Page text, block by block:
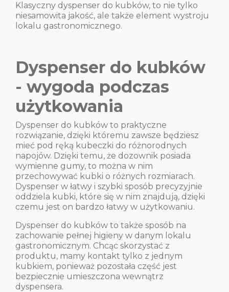
Klasyczny dyspenser do kubków, to nie tylko
niesamowita jakość, ale także element wystroju
lokalu gastronomicznego.
Dyspenser do kubków
- wygoda podczas
użytkowania
Dyspenser do kubków to praktyczne
rozwiązanie, dzięki któremu zawsze będziesz
mieć pod ręką kubeczki do różnorodnych
napojów. Dzięki temu, że dozownik posiada
wymienne gumy, to można w nim
przechowywać kubki o różnych rozmiarach.
Dyspenser w łatwy i szybki sposób precyzyjnie
oddziela kubki, które się w nim znajdują, dzięki
czemu jest on bardzo łatwy w użytkowaniu.
Dyspenser do kubków to także sposób na
zachowanie pełnej higieny w danym lokalu
gastronomicznym. Chcąc skorzystać z
produktu, mamy kontakt tylko z jednym
kubkiem, ponieważ pozostała część jest
bezpiecznie umieszczona wewnątrz
dyspensera.